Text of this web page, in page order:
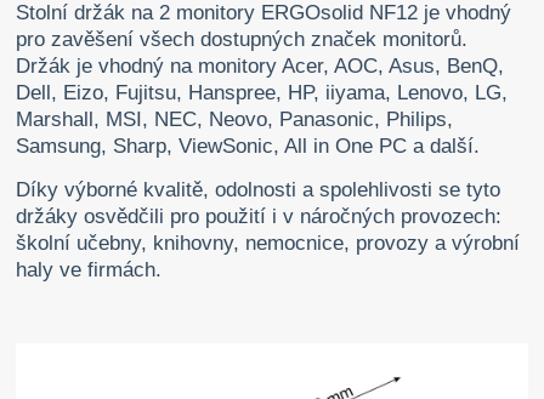
Stolní držák na 2 monitory ERGOsolid NF12 je vhodný
pro zavěšení všech dostupných značek monitorů.
Držák je vhodný na monitory Acer, AOC, Asus, BenQ,
Dell, Eizo, Fujitsu, Hanspree, HP, iiyama, Lenovo, LG,
Marshall, MSI, NEC, Neovo, Panasonic, Philips,
Samsung, Sharp, ViewSonic, All in One PC a další.
Díky výborné kvalitě, odolnosti a spolehlivosti se tyto
držáky osvědčili pro použití i v náročných provozech:
školní učebny, knihovny, nemocnice, provozy a výrobní
haly ve firmách.